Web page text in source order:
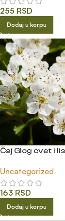
255 RSD
Dodaj u korpu
Čaj Glog cvet i
Uncategorized
163 RSD
Dodaj u korpu